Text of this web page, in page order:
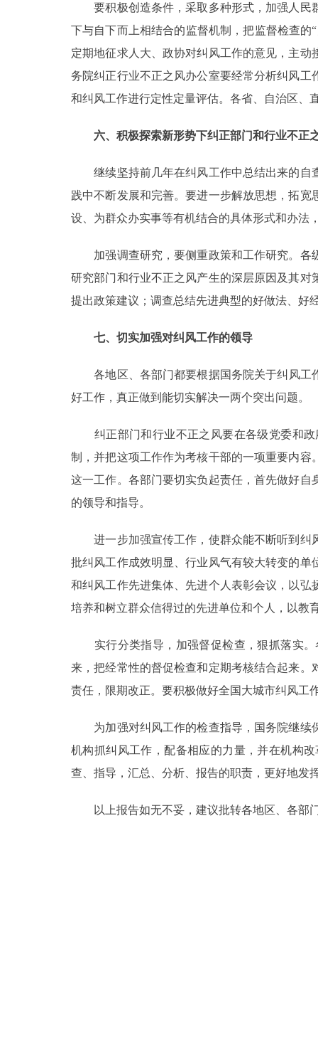
要积极创造条件，采取多种形式，加强人民
下与自下而上相结合的监督机制，把监督检查
定期地征求人大、政协对纠风工作的意见，主
务院纠正行业不正之风办公室要经常分析纠风
和纠风工作进行定性定量评估。各省、自治区、
六、积极探索新形势下纠正部门和行业不正
继续坚持前几年在纠风工作中总结出来的自
践中不断发展和完善。要进一步解放思想，拓
设、为群众办实事等有机结合的具体形式和办法
加强调查研究，要侧重政策和工作研究。各
研究部门和行业不正之风产生的深层原因及其
提出政策建议；调查总结先进典型的好做法、好
七、切实加强对纠风工作的领导
各地区、各部门都要根据国务院关于纠风工
好工作，真正做到能切实解决一两个突出问题。
纠正部门和行业不正之风要在各级党委和政
制，并把这项工作作为考核干部的一项重要内
这一工作。各部门要切实负起责任，首先做好
的领导和指导。
进一步加强宣传工作，使群众能不断听到纠
批纠风工作成效明显、行业风气有较大转变的
和纠风工作先进集体、先进个人表彰会议，以
培养和树立群众信得过的先进单位和个人，以教
实行分类指导，加强督促检查，狠抓落实。
来，把经常性的督促检查和定期考核结合起来
责任，限期改正。要积极做好全国大城市纠风工
为加强对纠风工作的检查指导，国务院继续
机构抓纠风工作，配备相应的力量，并在机构
查、指导，汇总、分析、报告的职责，更好地发
以上报告如无不妥，建议批转各地区、各部